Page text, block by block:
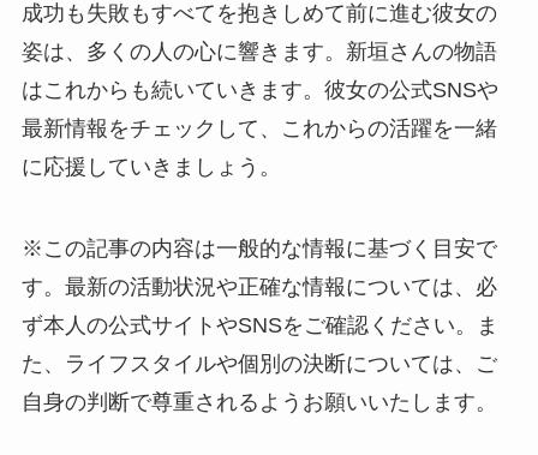
成功も失敗もすべてを抱きしめて前に進む彼女の
姿は、多くの人の心に響きます。新垣さんの物語
はこれからも続いていきます。彼女の公式SNSや
最新情報をチェックして、これからの活躍を一緒
に応援していきましょう。
※この記事の内容は一般的な情報に基づく目安で
す。最新の活動状況や正確な情報については、必
ず本人の公式サイトやSNSをご確認ください。ま
た、ライフスタイルや個別の決断については、ご
自身の判断で尊重されるようお願いいたします。